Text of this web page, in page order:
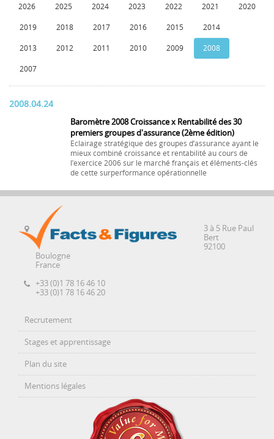
2026 2025 2024 2023 2022 2021 2020
2019 2018 2017 2016 2015 2014
2013 2012 2011 2010 2009 2008
2007
2008.04.24
Baromètre 2008 Croissance x Rentabilité des 30
premiers groupes d'assurance (2ème édition)
Eclairage stratégique des groupes d’assurance ayant le
mieux combiné croissance et rentabilité au cours de
l’exercice 2006 sur le marché français et éléments-clés
de cette surperformance opérationnelle
3 à 5 Rue Paul
Bert
92100
Boulogne
France
+33 (0)1 78 16 46 10
+33 (0)1 78 16 46 20
Recrutement
Stages et apprentissage
Plan du site
Mentions légales